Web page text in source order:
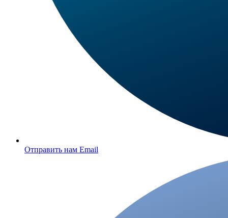
Отправить нам Email